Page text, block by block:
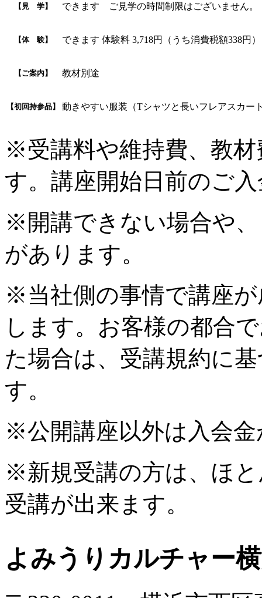
【見 学】 できます ご見学の時間制限はございません。
【体 験】 できます 体験料 3,718円（うち消費税額338円）
【ご案内】 教材別途
【初回持参品】 動きやすい服装（Tシャツと長いフレアスカー
※受講料や維持費、教
す。講座開始日前のご
※開講できない場合や
があります。
※当社側の事情で講座
します。お客様の都合
た場合は、受講規約に
す。
※公開講座以外は入会
※新規受講の方は、ほ
受講が出来ます。
よみうりカルチャー